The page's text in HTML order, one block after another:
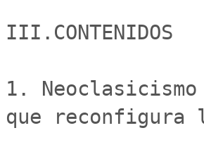
III.CONTENIDOS
1.
que reconfigura